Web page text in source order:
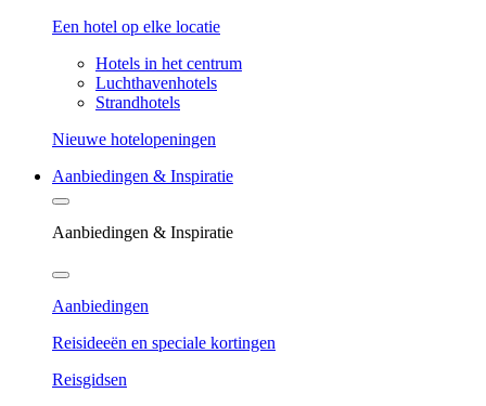
Een hotel op elke locatie
Hotels in het centrum
Luchthavenhotels
Strandhotels
Nieuwe hotelopeningen
Aanbiedingen & Inspiratie
Aanbiedingen & Inspiratie
Aanbiedingen
Reisideeën en speciale kortingen
Reisgidsen